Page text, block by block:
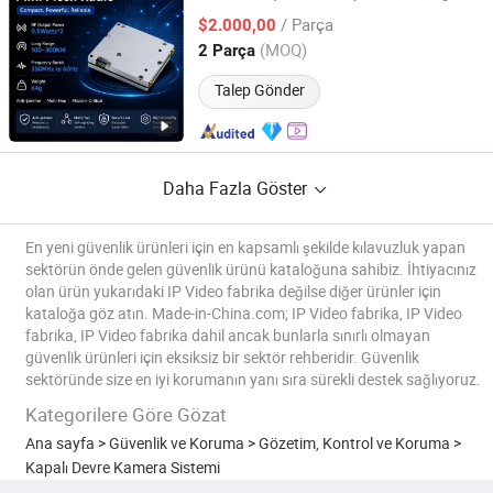
Tekrarlayıcı VideoİHA Veri Bağlantısı AES
256 ile Fpv Drone için
$2.000,00 / Parça
2 Parça (MOQ)
Talep Gönder
Guangdong, China Fiyat 2023
Daha Fazla Göster
En yeni güvenlik ürünleri için en kapsamlı şekilde kılavuzluk yapan
sektörün önde gelen güvenlik ürünü kataloğuna sahibiz. İhtiyacınız
olan ürün yukarıdaki IP Video fabrika değilse diğer ürünler için
kataloğa göz atın. Made-in-China.com; IP Video fabrika, IP Video
fabrika, IP Video fabrika dahil ancak bunlarla sınırlı olmayan
güvenlik ürünleri için eksiksiz bir sektör rehberidir. Güvenlik
sektöründe size en iyi korumanın yanı sıra sürekli destek sağlıyoruz.
Kategorilere Göre Gözat
Ana sayfa >Güvenlik ve Koruma >Gözetim, Kontrol ve Koruma >
Kapalı Devre Kamera Sistemi